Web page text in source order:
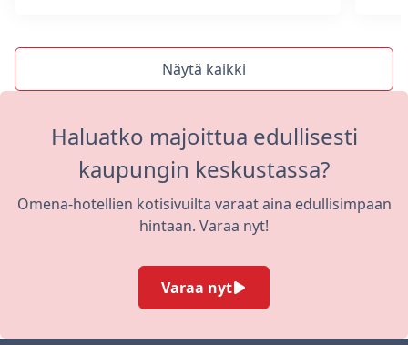
Näytä kaikki
Haluatko majoittua edullisesti
kaupungin keskustassa?
Omena-hotellien kotisivuilta varaat aina edullisimpaan
hintaan. Varaa nyt!
Varaa nyt